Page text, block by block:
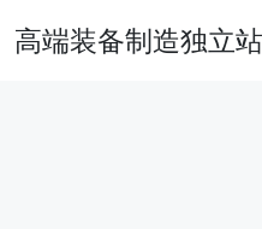
高端装备制造独立站